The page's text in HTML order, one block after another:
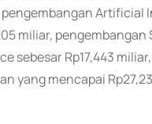
Artificial
miliar, pengembangan
sebesar Rp17,443
yang mencapai